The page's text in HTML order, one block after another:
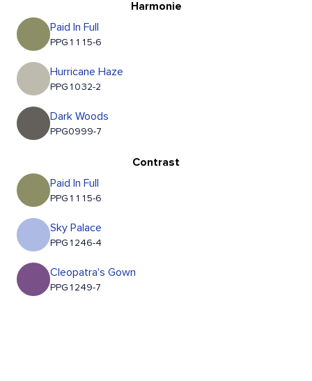
Harmonie
Paid In Full
PPG1115-6
Hurricane Haze
PPG1032-2
Dark Woods
PPG0999-7
Contrast
Paid In Full
PPG1115-6
Sky Palace
PPG1246-4
Cleopatra's Gown
PPG1249-7